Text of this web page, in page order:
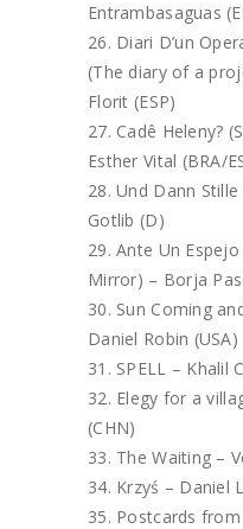
Entrambasaguas
Diari D’un
(The diary of a
Florit (ESP)
Cadê Heleny?
Esther Vital (BRA/
Und Dann
Gotlib (D)
Ante Un
Mirror) – Borja
Sun Coming
Daniel Robin (USA)
SPELL – Khalil
Elegy for a
(CHN)
The Waiting –
Krzyś – Daniel
Postcards